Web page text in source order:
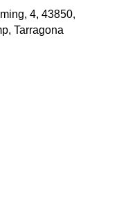
4, 43850,
Tarragona